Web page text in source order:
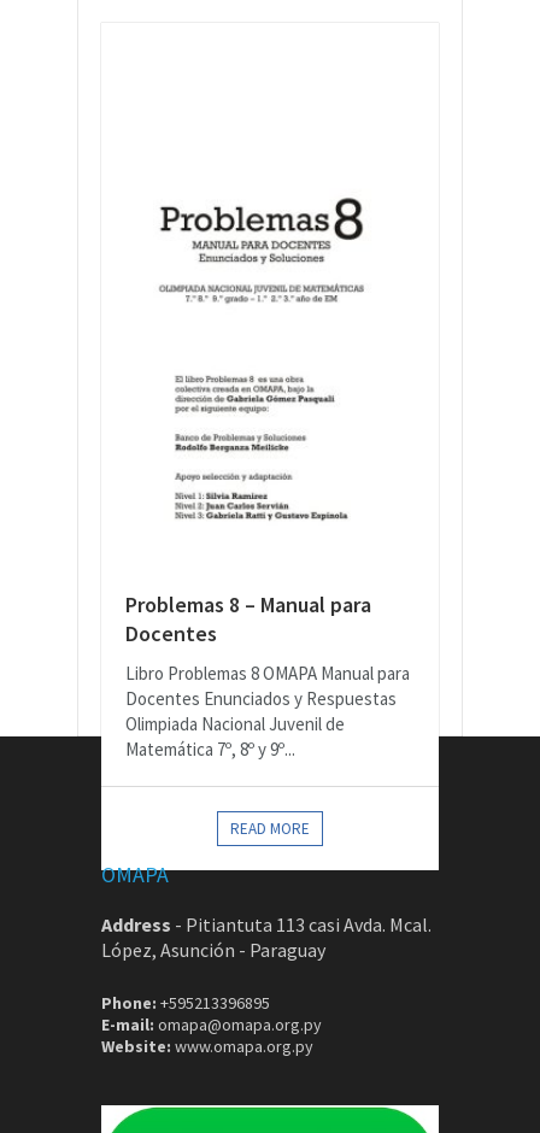
Problemas 8 – Manual para
Docentes
Libro Problemas 8 OMAPA Manual para
Docentes Enunciados y Respuestas
Olimpiada Nacional Juvenil de
Matemática 7º, 8º y 9º...
READ MORE
OMAPA
Address - Pitiantuta 113 casi Avda. Mcal.
López, Asunción - Paraguay
Phone: +595213396895
E-mail: omapa@omapa.org.py
Website: www.omapa.org.py